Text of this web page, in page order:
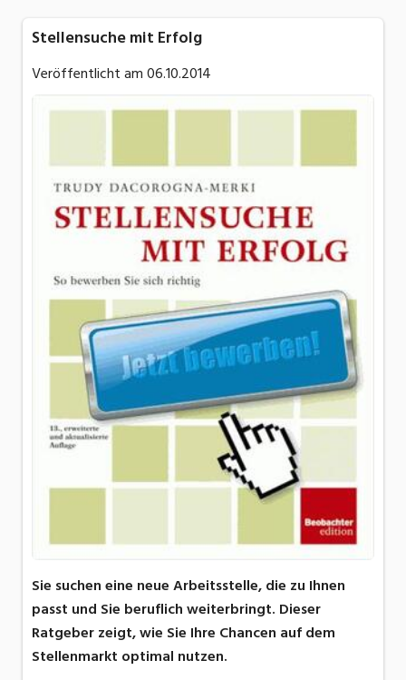
Stellensuche mit Erfolg
Veröffentlicht am06.10.2014
Sie suchen eine neue Arbeitsstelle, die zu Ihnen
passt und Sie beruflich weiterbringt. Dieser
Ratgeber zeigt, wie Sie Ihre Chancen auf dem
Stellenmarkt optimal nutzen.